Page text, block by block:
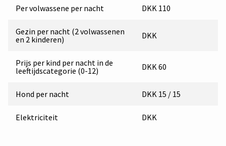
Per volwassene per nacht DKK 110
Gezin per nacht (2 volwassenen
en 2 kinderen)
DKK
Prijs per kind per nacht in de
leeftijdscategorie (0-12)
DKK 60
Hond per nacht DKK 15 / 15
Elektriciteit DKK